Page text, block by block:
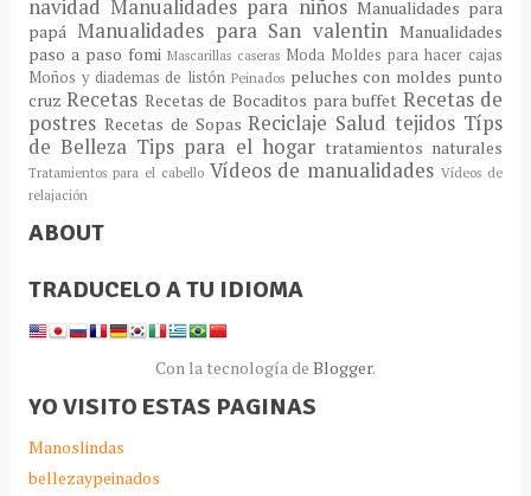
navidadManualidades para niños Manualidades para
papá Manualidades para San valentinManualidades
paso a paso fomi Mascarillas caseras Moda Moldes para hacer cajas
Moños y diademas de listón Peinados peluches con moldes punto
cruzRecetas Recetas de Bocaditos para buffet Recetas de
postres Recetas de SopasReciclaje Saludtejidos Típs
de Belleza Tips para el hogar tratamientos naturales
Tratamientos para el cabello Vídeos de manualidadesVídeos de
relajación
ABOUT
TRADUCELO A TU IDIOMA
Con la tecnología de Blogger.
YO VISITO ESTAS PAGINAS
Manoslindas
bellezaypeinados